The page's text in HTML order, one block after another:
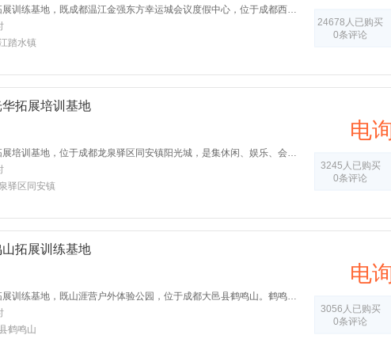
成都温江幸运城拓展训练基地，既成都温江金强东方幸运城会议度假中心，位于成都西郊“国家级生态示范区”的温江万春镇，周围遍布园林，空气清新，环境宜人。
踏水镇
24678人已购买
0条评论
拓展培训基地
成都龙泉新光华拓展培训基地，位于成都龙泉驿区同安镇阳光城，是集休闲、娱乐、会议、餐饮于一体的首选训练场所。内部环境优美，绿树成荫。
驿区同安镇
电
3245人已购买
0条评论
拓展训练基地
成都大邑鹤鸣山拓展训练基地，既山涯营户外体验公园，位于成都大邑县鹤鸣山。鹤鸣山是中国道教的发源地，这里山高秀爽，山上苍松翠柏漫山遍野，山涧溪流泠然有声，自然风光优美。作为道教的发源地，自然也拥有厚重的文化底蕴。
鹤鸣山
电
3056人已购买
0条评论